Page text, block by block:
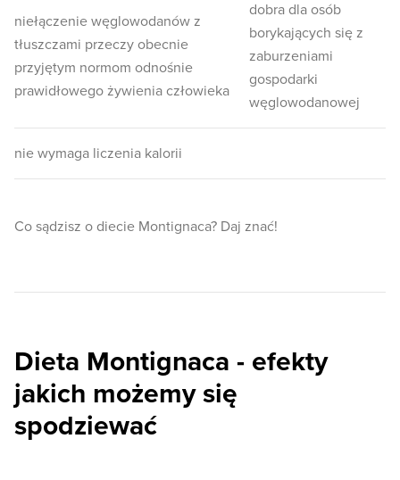
niełączenie węglowodanów z
tłuszczami przeczy obecnie
przyjętym normom odnośnie
prawidłowego żywienia człowieka
dobra dla osób
borykających się z
zaburzeniami
gospodarki
węglowodanowej
nie wymaga liczenia kalorii
Co sądzisz o diecie Montignaca? Daj znać!
Dieta Montignaca - efekty
jakich możemy się
spodziewać